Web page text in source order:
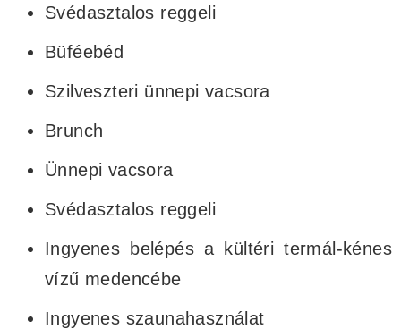
Svédasztalos reggeli
Büféebéd
Szilveszteri ünnepi vacsora
Brunch
Ünnepi vacsora
Svédasztalos reggeli
Ingyenes belépés a kültéri termál-kénes
vízű medencébe
Ingyenes szaunahasználat